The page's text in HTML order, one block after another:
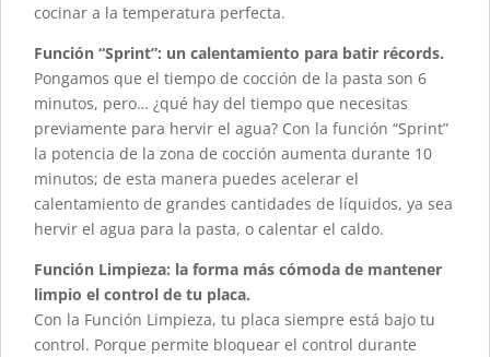
cocinar a la temperatura perfecta.
Función “Sprint”: un calentamiento para batir récords.
Pongamos que el tiempo de cocción de la pasta son 6
minutos, pero… ¿qué hay del tiempo que necesitas
previamente para hervir el agua? Con la función “Sprint”
la potencia de la zona de cocción aumenta durante 10
minutos; de esta manera puedes acelerar el
calentamiento de grandes cantidades de líquidos, ya sea
hervir el agua para la pasta, o calentar el caldo.
Función Limpieza: la forma más cómoda de mantener
limpio el control de tu placa.
Con la Función Limpieza, tu placa siempre está bajo tu
control. Porque permite bloquear el control durante